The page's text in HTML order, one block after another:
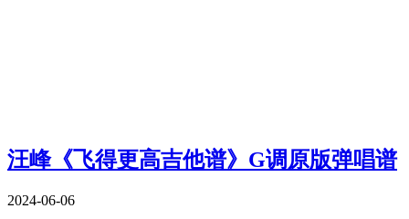
汪峰《飞得更高吉他谱》G调原版弹唱谱
2024-06-06